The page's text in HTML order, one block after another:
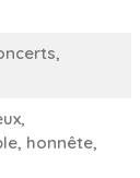
honnête,